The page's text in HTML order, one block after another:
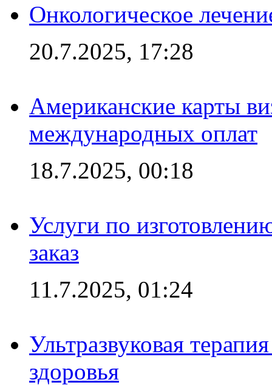
Онкологическое
20.7.2025, 17:28
Американские карты
международных оплат
18.7.2025, 00:18
Услуги по
заказ
11.7.2025, 01:24
Ультразвуковая
здоровья